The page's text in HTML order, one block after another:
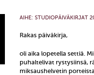
AIHE: STUDIOPÄIVÄKIRJAT
Rakas päiväkirja,
oli aika lopetella settiä.
puhaltelivat rystysiinsä,
miksaushelvetin